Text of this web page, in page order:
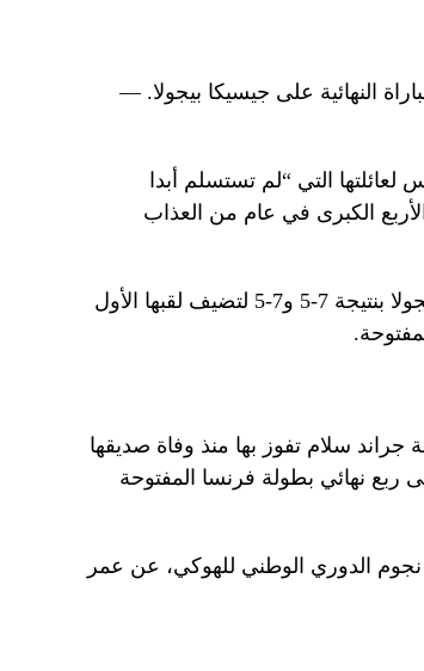
النهائية على جيسيكا بيجولا. —
لعائلتها التي “لم تستسلم أبدا
الكبرى في عام من العذاب
تغلبت المصنفة الثانية عالميا سابالينكا على جيسيكا بيجولا بنتيجة 7-5 و7-5 لتضيف لقبها الأول
جراند سلام تفوز بها منذ وفاة صديقها
نهائي بطولة فرنسا المفتوحة
الدوري الوطني للهوكي، عن عمر